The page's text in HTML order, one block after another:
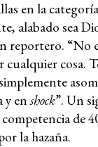
en la
alabado sea
reportero. “No
cualquier cosa.
y enshock”. Un
de
la hazaña.